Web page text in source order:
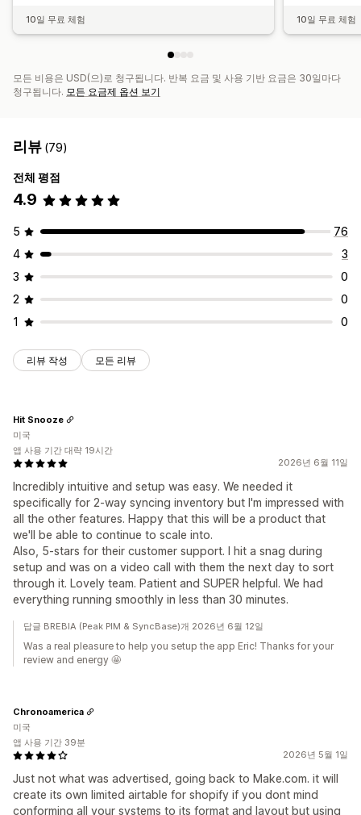
10일 무료 체험 10일 무료 체험
모든 비용은 USD(으)로 청구됩니다. 반복 요금 및 사용 기반 요금은 30일마다
청구됩니다. 모든 요금제 옵션 보기
리뷰 (79)
전체 평점
4.9
5
76
4
3
3
0
2
0
1
0
리뷰 작성 모든 리뷰
2026년 6월 11일
Incredibly intuitive and setup was easy. We needed it
specifically for 2-way syncing inventory but I'm impressed with
all the other features. Happy that this will be a product that
we'll be able to continue to scale into.
Also, 5-stars for their customer support. I hit a snag during
setup and was on a video call with them the next day to sort
through it. Lovely team. Patient and SUPER helpful. We had
everything running smoothly in less than 30 minutes.
Hit Snooze
미국
앱 사용 기간 대략 19시간
답글 BREBIA (Peak PIM & SyncBase)개 2026년 6월 12일
Was a real pleasure to help you setup the app Eric! Thanks for your
review and energy 🤩
2026년 5월 1일
Just not what was advertised, going back to Make.com. it will
create its own limited airtable for shopify if you dont mind
conforming all your systems to its format and layout but using
Chronoamerica
미국
앱 사용 기간 39분